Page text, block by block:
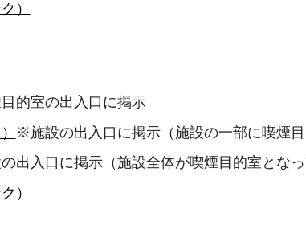
）
的室の出入口に掲示
※施設の出入口に掲示（施設の一部に喫煙目
出入口に掲示（施設全体が喫煙目的室となっ
）